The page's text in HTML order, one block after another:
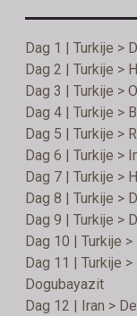
Dag 1 | Turkije >
Dag 2 | Turkije >
Dag 3 | Turkije >
Dag 4 | Turkije >
Dag 5 | Turkije >
Dag 6 | Turkije >
Dag 7 | Turkije >
Dag 8 | Turkije >
Dag 9 | Turkije >
Dag 10 | Turkije
Dag 11 | Turkije
Dogubayazit
Dag 12 | Iran >